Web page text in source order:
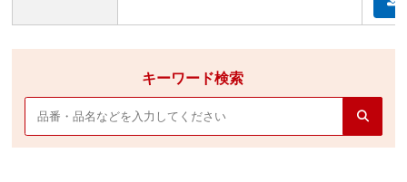
キーワード検索